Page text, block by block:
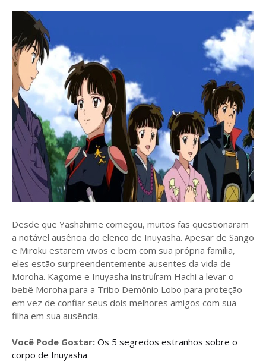
Desde que Yashahime começou, muitos fãs questionaram
a notável ausência do elenco de Inuyasha. Apesar de Sango
e Miroku estarem vivos e bem com sua própria família,
eles estão surpreendentemente ausentes da vida de
Moroha. Kagome e Inuyasha instruíram Hachi a levar o
bebê Moroha para a Tribo Demônio Lobo para proteção
em vez de confiar seus dois melhores amigos com sua
filha em sua ausência.
Você Pode Gostar: Os 5 segredos estranhos sobre o
corpo de Inuyasha